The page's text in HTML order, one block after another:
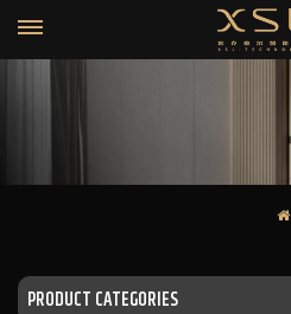
PRODUCT CATEGORIES